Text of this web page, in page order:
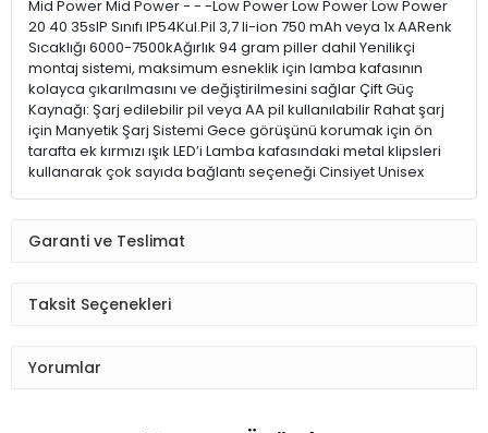
Mid Power Mid Power - - -Low Power Low Power Low Power
20 40 35sIP Sınıfı IP54Kul.Pil 3,7 li-ion 750 mAh veya 1x AARenk
Sıcaklığı 6000-7500kAğırlık 94 gram piller dahil Yenilikçi
montaj sistemi, maksimum esneklik için lamba kafasının
kolayca çıkarılmasını ve değiştirilmesini sağlar Çift Güç
Kaynağı: Şarj edilebilir pil veya AA pil kullanılabilir Rahat şarj
için Manyetik Şarj Sistemi Gece görüşünü korumak için ön
tarafta ek kırmızı ışık LED’i Lamba kafasındaki metal klipsleri
kullanarak çok sayıda bağlantı seçeneği Cinsiyet Unisex
Garanti ve Teslimat
Taksit Seçenekleri
Yorumlar